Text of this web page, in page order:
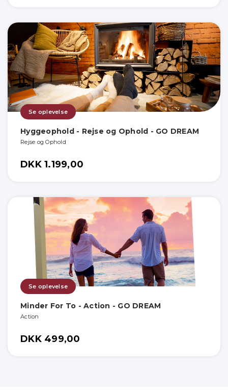
Se oplevelse
Hyggeophold - Rejse og Ophold - GO DREAM
Rejse og Ophold
DKK 1.199,00
Se oplevelse
Minder For To - Action - GO DREAM
Action
DKK 499,00